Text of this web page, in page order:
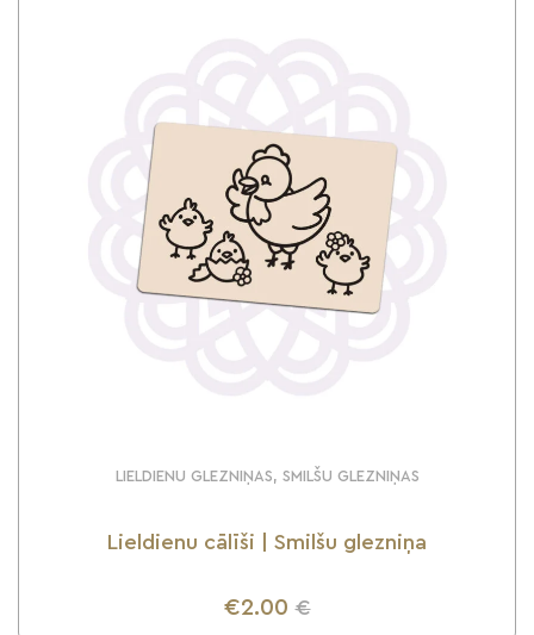
LIELDIENU GLEZNIŅAS, SMILŠU GLEZNIŅAS
Lieldienu cālīši | Smilšu glezniņa
€2.00 €